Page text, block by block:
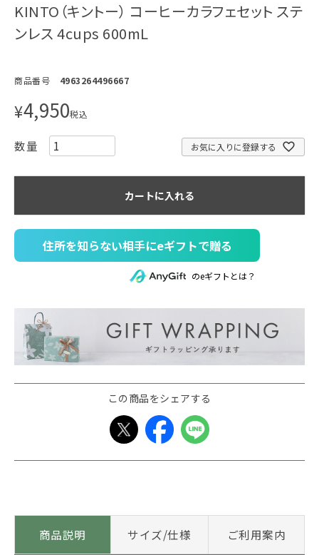
KINTO（キントー） コーヒーカラフェセット ステ
ンレス 4cups 600mL
商品番号 4963264496667
¥4,950税込
お気に入りに登録する
カートに入れる
住所を知らない相手にeギフトで贈る
のeギフトとは？
この商品をシェアする
商品説明 サイズ/仕様 ご利用案内